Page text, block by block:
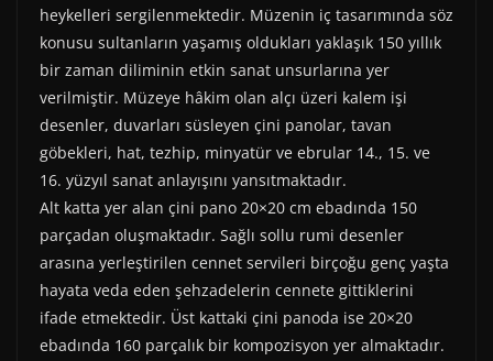
heykelleri sergilenmektedir. Müzenin iç tasarımında söz
konusu sultanların yaşamış oldukları yaklaşık 150 yıllık
bir zaman diliminin etkin sanat unsurlarına yer
verilmiştir. Müzeye hâkim olan alçı üzeri kalem işi
desenler, duvarları süsleyen çini panolar, tavan
göbekleri, hat, tezhip, minyatür ve ebrular 14., 15. ve
16. yüzyıl sanat anlayışını yansıtmaktadır.
Alt katta yer alan çini pano 20×20 cm ebadında 150
parçadan oluşmaktadır. Sağlı sollu rumi desenler
arasına yerleştirilen cennet servileri birçoğu genç yaşta
hayata veda eden şehzadelerin cennete gittiklerini
ifade etmektedir. Üst kattaki çini panoda ise 20×20
ebadında 160 parçalık bir kompozisyon yer almaktadır.